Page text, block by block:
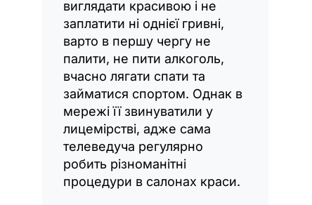
виглядати красивою і не
заплатити ні однієї гривні,
варто в першу чергу не
палити, не пити алкоголь,
вчасно лягати спати та
займатися спортом. Однак в
мережі її звинуватили у
лицемірстві, адже сама
телеведуча регулярно
робить різноманітні
процедури в салонах краси.